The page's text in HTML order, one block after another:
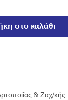
στο καλάθι
& Ζαχ/κής,